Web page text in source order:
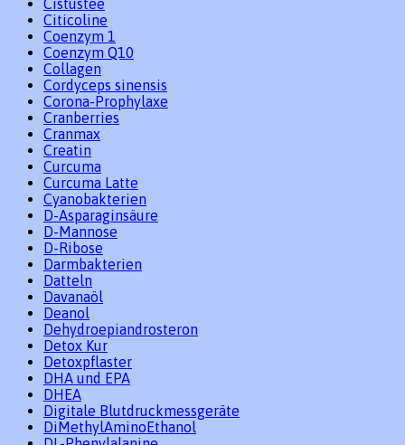
Cistustee
Citicoline
Coenzym 1
Coenzym Q10
Collagen
Cordyceps sinensis
Corona-Prophylaxe
Cranberries
Cranmax
Creatin
Curcuma
Curcuma Latte
Cyanobakterien
D-Asparaginsäure
D-Mannose
D-Ribose
Darmbakterien
Datteln
Davanaöl
Deanol
Dehydroepiandrosteron
Detox Kur
Detoxpflaster
DHA und EPA
DHEA
Digitale Blutdruckmessgeräte
DiMethylAminoEthanol